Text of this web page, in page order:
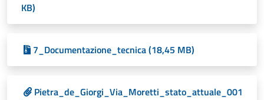
KB)
7_Documentazione_tecnica (18,45 MB)
Pietra_de_Giorgi_Via_Moretti_stato_attuale_001